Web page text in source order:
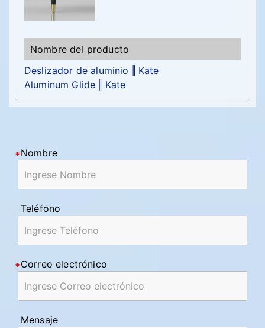
Deslizador de aluminio ‖ Kate
Aluminum Glide ‖ Kate
Nombre
Teléfono
Correo electrónico
Mensaje